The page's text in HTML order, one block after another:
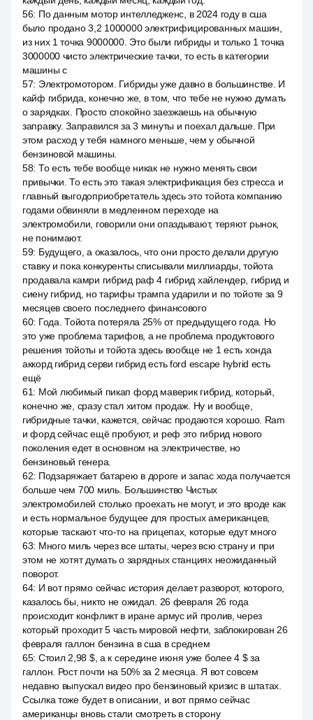
56: По данным мотор интелледженс, в 2024 году в сша
было продано 3,2 1000000 электрифицированных машин,
из них 1 точка 9000000. Это были гибриды и только 1 точка
3000000 чисто электрические тачки, то есть в категории
машины с
57: Электромотором. Гибриды уже давно в большинстве. И
кайф гибрида, конечно же, в том, что тебе не нужно думать
о зарядках. Просто спокойно заезжаешь на обычную
заправку. Заправился за 3 минуты и поехал дальше. При
этом расход у тебя намного меньше, чем у обычной
бензиновой машины.
58: То есть тебе вообще никак не нужно менять свои
привычки. То есть это такая электрификация без стресса и
главный выгодоприобретатель здесь это тойота компанию
годами обвиняли в медленном переходе на
электромобили, говорили они опаздывают, теряют рынок,
не понимают.
59: Будущего, а оказалось, что они просто делали другую
ставку и пока конкуренты списывали миллиарды, тойота
продавала камри гибрид раф 4 гибрид хайлендер, гибрид и
сиену гибрид, но тарифы трампа ударили и по тойоте за 9
месяцев своего последнего финансового
60: Года. Тойота потеряла 25% от предыдущего года. Но
это уже проблема тарифов, а не проблема продуктового
решения тойоты и тойота здесь вообще не 1 есть хонда
аккорд гибрид серви гибрид есть ford escape hybrid есть
ещё
61: Мой любимый пикап форд маверик гибрид, который,
конечно же, сразу стал хитом продаж. Ну и вообще,
гибридные тачки, кажется, сейчас продаются хорошо. Ram
и форд сейчас ещё пробуют, и реф это гибрид нового
поколения едет в основном на электричестве, но
бензиновый генера.
62: Подзаряжает батарею в дороге и запас хода получается
больше чем 700 миль. Большинство Чистых
электромобилей столько проехать не могут, и это вроде как
и есть нормальное будущее для простых американцев,
которые таскают что-то на прицепах, которые едут много
63: Много миль через все штаты, через всю страну и при
этом не хотят думать о зарядных станциях неожиданный
поворот.
64: И вот прямо сейчас история делает разворот, которого,
казалось бы, никто не ожидал. 26 февраля 26 года
происходит конфликт в иране армус ий пролив, через
который проходит 5 часть мировой нефти, заблокирован 26
февраля галлон бензина в сша в среднем
65: Стоил 2,98 $, а к середине июня уже более 4 $ за
галлон. Рост почти на 50% за 2 месяца. Я вот совсем
недавно выпускал видео про бензиновый кризис в штатах.
Ссылка тоже будет в описании, и вот прямо сейчас
американцы вновь стали смотреть в сторону